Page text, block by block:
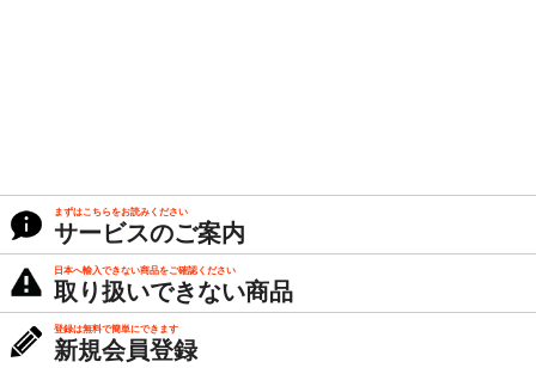
まずはこちらをお読みください
サービスのご案内
日本へ輸入できない商品をご確認ください
取り扱いできない商品
登録は無料で簡単にできます
新規会員登録